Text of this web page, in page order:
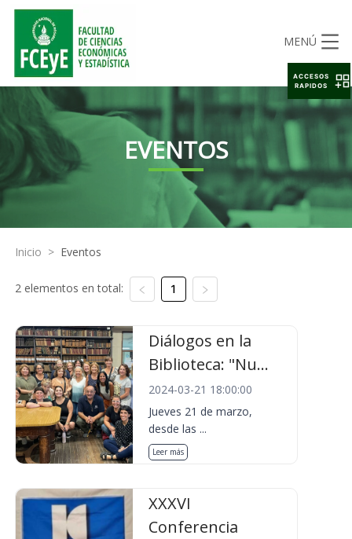
MENÚ
EVENTOS
Inicio > Eventos
2 elementos en total: 1
Diálogos en la
Biblioteca: "Nu...
2024-03-21 18:00:00
Jueves 21 de marzo,
desde las ...
Leer más
XXXVI
Conferencia
ACCESOS
RAPIDOS